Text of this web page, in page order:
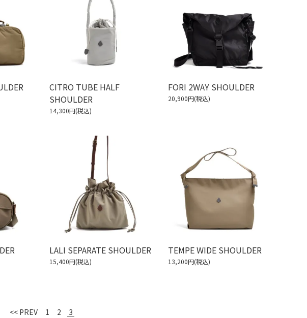
CITRO TUBE HALF
SHOULDER
14,300円(税込)
FORI 2WAY SHOULDER
20,900円(税込)
LALI SEPARATE SHOULDER
15,400円(税込)
TEMPE WIDE SHOULDER
13,200円(税込)
<< PREV 1 2 3